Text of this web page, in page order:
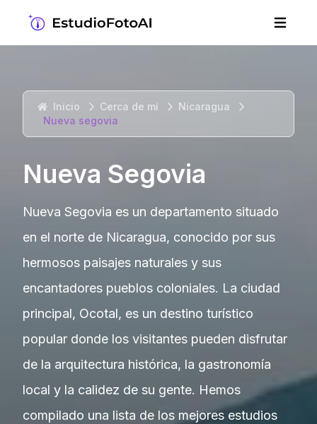
Inicio Cerca de mí
Nicaragua
Nueva segovia
Nueva Segovia
Nueva Segovia es un departamento situado
en el norte de Nicaragua, conocido por sus
hermosos paisajes naturales y sus
encantadores pueblos coloniales. La ciudad
principal, Ocotal, es un destino turístico
popular donde los visitantes pueden disfrutar
de la arquitectura histórica, la gastronomía
local y la calidez de su gente. Hemos
compilado una lista de los mejores estudios